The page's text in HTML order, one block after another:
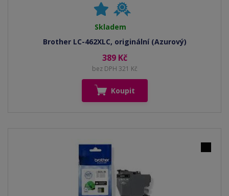
Skladem
Brother LC-462XLC, originální (Azurový)
389 Kč
bez DPH 321 Kč
Koupit